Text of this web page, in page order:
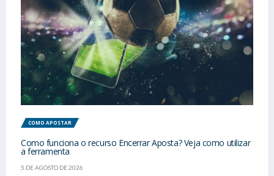
COMO APOSTAR
Como funciona o recurso Encerrar Aposta? Veja como utilizar
a ferramenta
5 DE AGOSTO DE 2026